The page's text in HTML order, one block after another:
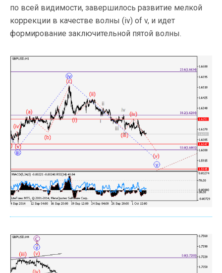
по всей видимости, завершилось развитие мелкой
коррекции в качестве волны (iv) of v, и идет
формирование заключительной пятой волны.